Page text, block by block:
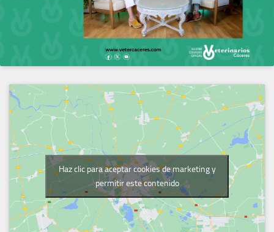
Haz clic para aceptar cookies de marketing y
permitir este contenido